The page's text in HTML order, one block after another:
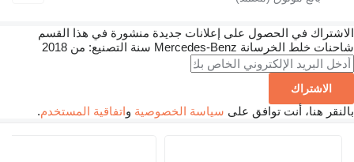
الاشتراك في الحصول على إعلانات جديدة منشورة في هذا القسم
شاحنات خلط الخرسانة Mercedes-Benz سنة التصنيع: من 2018
الاشتراك
بالنقر هنا، أنت توافق على سياسة الخصوصية واتفاقية المستخدم.